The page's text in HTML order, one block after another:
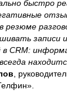
быстро
резюме
записи
CRM:
,